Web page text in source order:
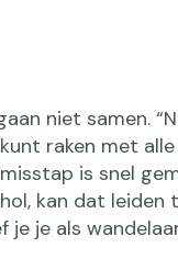
niet samen.
raken met alle
is snel
kan dat leiden
je je als